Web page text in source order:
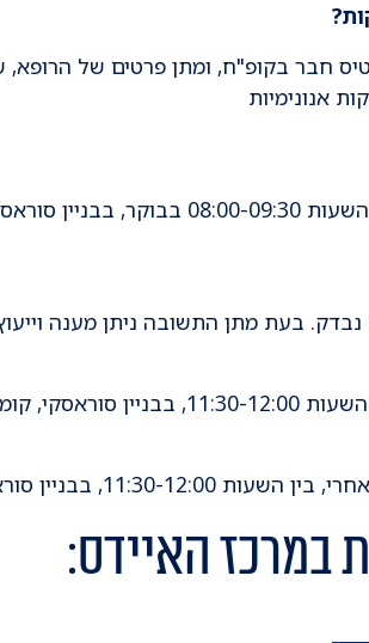
חבר בקופ"ח, ומתן פרטים של
אנונימיות
1 , אגף ב'.
בעת מתן התשובה ניתן מענה
1, אגף ב'.
סוראסקי, קומה 1, אגף ב'.
במרכז האיידס: